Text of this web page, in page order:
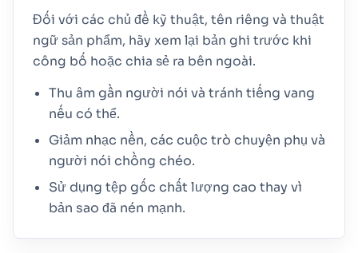
Đối với các chủ đề kỹ thuật, tên riêng và thuật
ngữ sản phẩm, hãy xem lại bản ghi trước khi
công bố hoặc chia sẻ ra bên ngoài.
Thu âm gần người nói và tránh tiếng vang
nếu có thể.
Giảm nhạc nền, các cuộc trò chuyện phụ và
người nói chồng chéo.
Sử dụng tệp gốc chất lượng cao thay vì
bản sao đã nén mạnh.